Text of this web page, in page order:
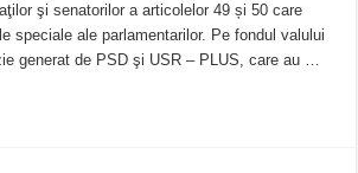
şi senatorilor a articolelor 49 și 50 care
speciale ale parlamentarilor. Pe fondul valului
generat de PSD şi USR – PLUS, care au …